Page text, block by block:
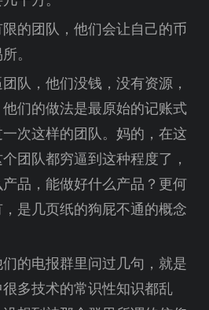
的团队，他们会让自己的币
。
队，他们没钱，没有资源，
们的做法是最原始的记账式
次这样的团队。妈的，在这
团队都穷逼到这种程度了，
品，能做好什么产品？更何
是几页纸的狗屁不通的概念
的电报群里问过几句，就是
多技术的常识性知识都乱